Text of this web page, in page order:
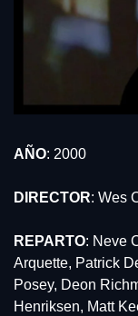
AÑO: 2000
DIRECTOR: Wes
REPARTO: Neve
Arquette, Patrick
Posey, Deon
Henriksen, Matt